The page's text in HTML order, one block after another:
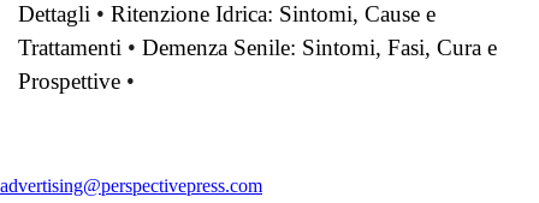
Dettagli • Ritenzione Idrica: Sintomi, Cause e
Trattamenti • Demenza Senile: Sintomi, Fasi, Cura e
Prospettive •
advertising@perspectivepress.com